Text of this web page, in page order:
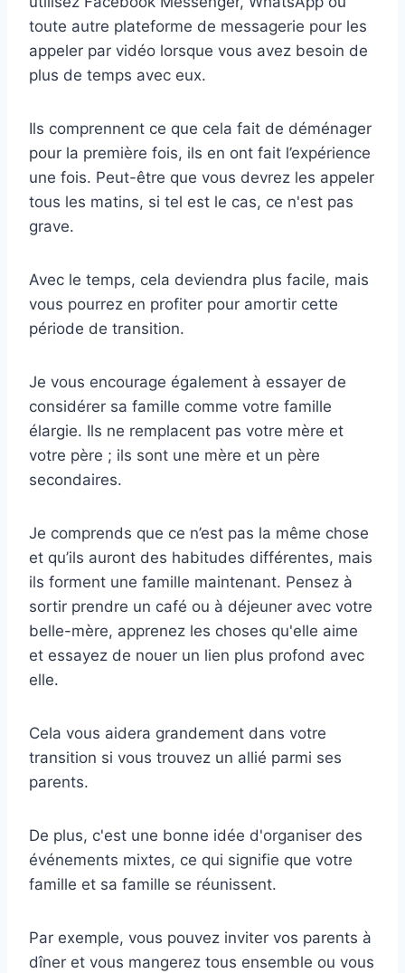
toute autre plateforme de messagerie pour les
appeler par vidéo lorsque vous avez besoin de
plus de temps avec eux.
Ils comprennent ce que cela fait de déménager
pour la première fois, ils en ont fait l’expérience
une fois. Peut-être que vous devrez les appeler
tous les matins, si tel est le cas, ce n'est pas
grave.
Avec le temps, cela deviendra plus facile, mais
vous pourrez en profiter pour amortir cette
période de transition.
Je vous encourage également à essayer de
considérer sa famille comme votre famille
élargie. Ils ne remplacent pas votre mère et
votre père ; ils sont une mère et un père
secondaires.
Je comprends que ce n’est pas la même chose
et qu’ils auront des habitudes différentes, mais
ils forment une famille maintenant. Pensez à
sortir prendre un café ou à déjeuner avec votre
belle-mère, apprenez les choses qu'elle aime
et essayez de nouer un lien plus profond avec
elle.
Cela vous aidera grandement dans votre
transition si vous trouvez un allié parmi ses
parents.
De plus, c'est une bonne idée d'organiser des
événements mixtes, ce qui signifie que votre
famille et sa famille se réunissent.
Par exemple, vous pouvez inviter vos parents à
dîner et vous mangerez tous ensemble ou vous